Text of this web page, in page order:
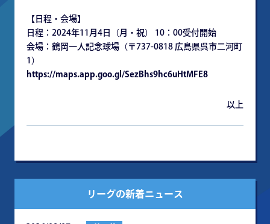
【日程・会場】
日程：2024年11月4日（月・祝） 10：00受付開始
会場：鶴岡一人記念球場（〒737-0818 広島県呉市二河町
1）
https://maps.app.goo.gl/SezBhs9hc6uHtMFE8
以上
リーグの新着ニュース